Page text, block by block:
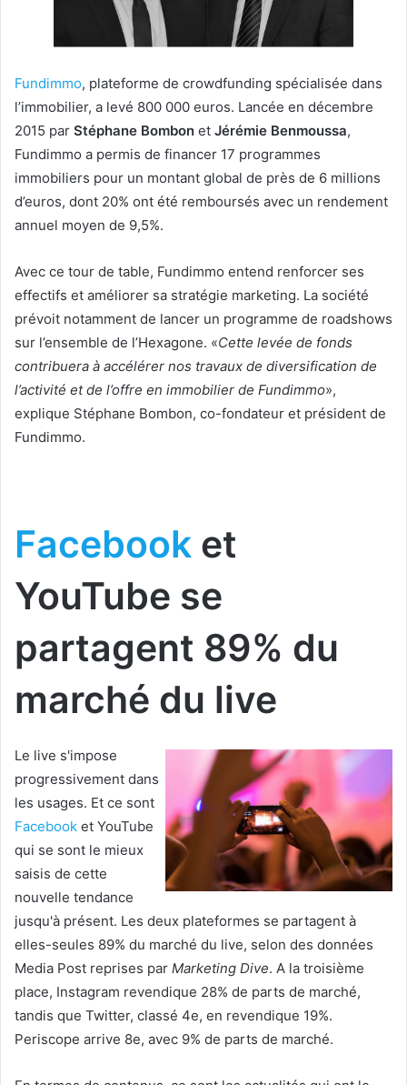
Fundimmo, plateforme de crowdfunding spécialisée dans
l’immobilier, a levé 800 000 euros. Lancée en décembre
2015 par Stéphane Bombon et Jérémie Benmoussa,
Fundimmo a permis de financer 17 programmes
immobiliers pour un montant global de près de 6 millions
d’euros, dont 20% ont été remboursés avec un rendement
annuel moyen de 9,5%.
Avec ce tour de table, Fundimmo entend renforcer ses
effectifs et améliorer sa stratégie marketing. La société
prévoit notamment de lancer un programme de roadshows
sur l’ensemble de l’Hexagone. «Cette levée de fonds
contribuera à accélérer nos travaux de diversification de
l’activité et de l’offre en immobilier de Fundimmo»,
explique Stéphane Bombon, co-fondateur et président de
Fundimmo.
Facebook et
YouTube se
partagent 89% du
marché du live
Le live s'impose
progressivement dans
les usages. Et ce sont
Facebook et YouTube
qui se sont le mieux
saisis de cette
nouvelle tendance
jusqu'à présent. Les deux plateformes se partagent à
elles-seules 89% du marché du live, selon des données
Media Post reprises par Marketing Dive. A la troisième
place, Instagram revendique 28% de parts de marché,
tandis que Twitter, classé 4e, en revendique 19%.
Periscope arrive 8e, avec 9% de parts de marché.